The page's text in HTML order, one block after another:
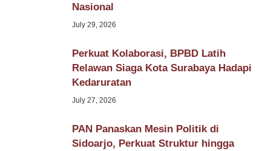
Nasional
July 29, 2026
Perkuat Kolaborasi, BPBD Latih
Relawan Siaga Kota Surabaya Hadapi
Kedaruratan
July 27, 2026
PAN Panaskan Mesin Politik di
Sidoarjo, Perkuat Struktur hingga